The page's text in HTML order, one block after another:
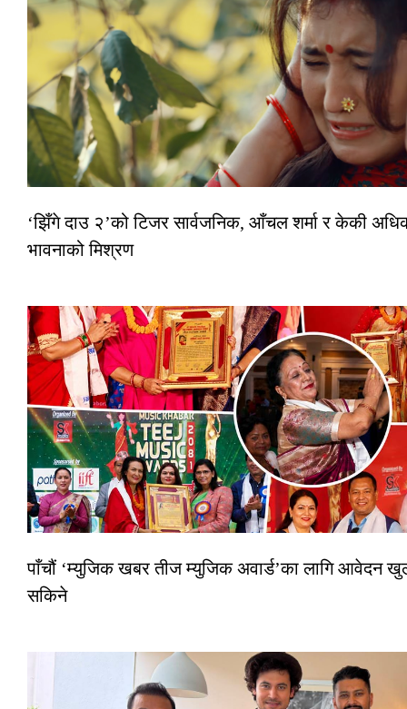
‘झिँगे दाउ २’को टिजर सार्वजनिक, आँचल शर्मा र केकी
भावनाको मिश्रण
पाँचौं ‘म्युजिक खबर तीज म्युजिक अवार्ड’का लागि आवेदन
सकिने